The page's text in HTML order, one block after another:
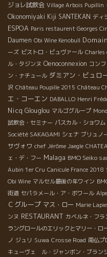
ジョレ試飲会 Village Arbois Pupillin
Okonomiyaki Kiji SANTEKAN ディ
ESPOA Paris restaurent Georges
Daumen Obi Wine Kenobull
ーズ ビストロ・ビュヴァール Charles
ル・タジンヌ Oenoconnexion コン
ン・ナチュール ダミアン・ビュロ
沢 Château Poupille 2015 Château
エ・コーエン DABALLO Henri
Nicq Glouglou マルゴグループ
試飲会・セミナー パスカル・ショワム
Société SAKAGAMI シェナ ブリュノ
サヴォワ chef Jérôme Jaegle
ェ・デ・フー Malaga BMO Seiko
Aubin 1er Cru Canicule France 2018
Obi Wine マルセル最後の年ワイン
街道 セパラメール・ア・ボワール
Ｃグループ マス・ロー Marie
ンヌ RESTAURANT カベルネ・フ
ラングロールのエリックとマリー・ロ
ノ ジュリ Suwa Crosse Road 南仏プ
キューヴェ ル・ジャンボン・ブラン